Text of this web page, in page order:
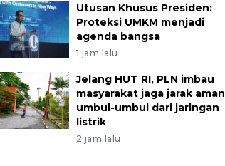
Utusan Khusus Presiden:
Proteksi UMKM menjadi
agenda bangsa
1 jam lalu
Jelang HUT RI, PLN imbau
masyarakat jaga jarak aman
umbul-umbul dari jaringan
listrik
2 jam lalu